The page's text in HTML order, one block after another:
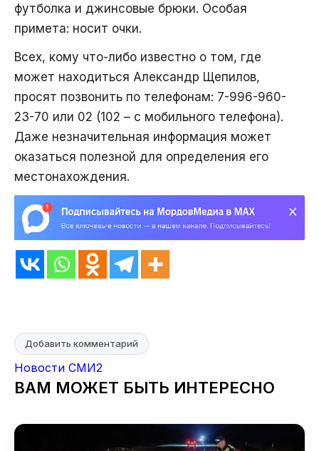
футболка и джинсовые брюки. Особая
примета: носит очки.
Всех, кому что-либо известно о том, где
может находиться Александр Щепилов,
просят позвонить по телефонам: 7-996-960-
23-70 или 02 (102 – с мобильного телефона).
Даже незначительная информация может
оказаться полезной для определения его
местонахождения.
Добавить комментарий
Новости СМИ2
ВАМ МОЖЕТ БЫТЬ ИНТЕРЕСНО